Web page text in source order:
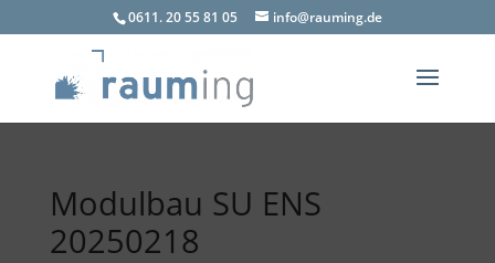
0611. 20 55 81 05 info@rauming.de
Modulbau SU ENS
20250218